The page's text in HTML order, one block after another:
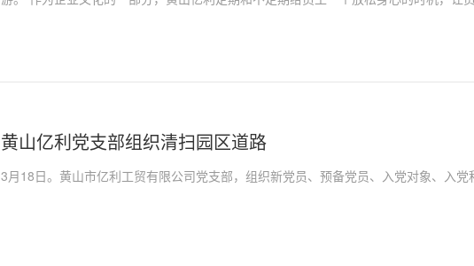
黄山亿利党支部组织清扫园区道路
3月18日。黄山市亿利工贸有限公司党支部，组织新党员、预备党员、入党对象、入党